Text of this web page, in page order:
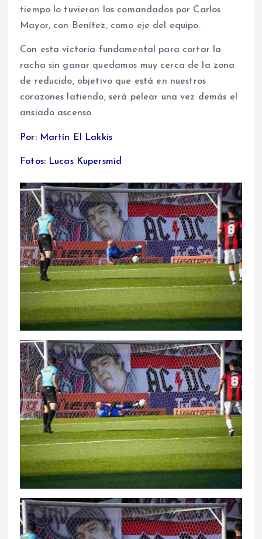
tiempo lo tuvieron los comandados por Carlos
Mayor, con Benítez, como eje del equipo.
Con esta victoria fundamental para cortar la
racha sin ganar quedamos muy cerca de la zona
de reducido, objetivo que está en nuestros
corazones latiendo, será pelear una vez demás el
ansiado ascenso.
Por: Martín El Lakkis
Fotos: Lucas Kupersmid